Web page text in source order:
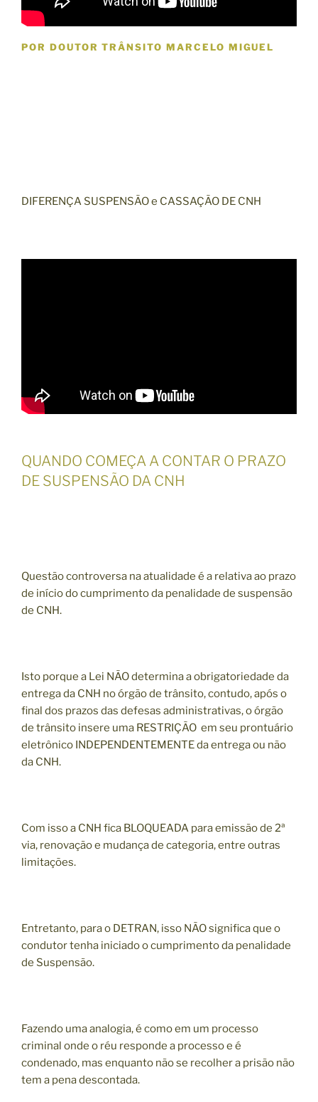
POR DOUTOR TRÂNSITO MARCELO MIGUEL
DIFERENÇA SUSPENSÃO e CASSAÇÃO DE CNH
QUANDO COMEÇA A CONTAR O PRAZO
DE SUSPENSÃO DA CNH
Questão controversa na atualidade é a relativa ao prazo
de início do cumprimento da penalidade de suspensão
de CNH.
Isto porque a Lei NÃO determina a obrigatoriedade da
entrega da CNH no órgão de trânsito, contudo, após o
final dos prazos das defesas administrativas, o órgão
de trânsito insere uma RESTRIÇÃO em seu prontuário
eletrônico INDEPENDENTEMENTE da entrega ou não
da CNH.
Com isso a CNH fica BLOQUEADA para emissão de 2ª
via, renovação e mudança de categoria, entre outras
limitações.
Entretanto, para o DETRAN, isso NÃO significa que o
condutor tenha iniciado o cumprimento da penalidade
de Suspensão.
Fazendo uma analogia, é como em um processo
criminal onde o réu responde a processo e é
condenado, mas enquanto não se recolher a prisão não
tem a pena descontada.